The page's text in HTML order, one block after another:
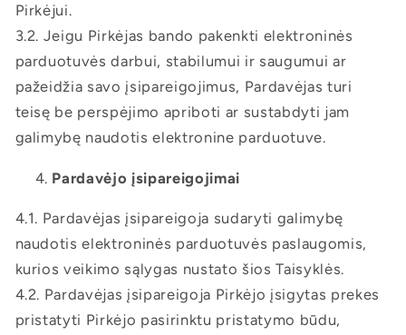
Pirkėjui.
3.2. Jeigu Pirkėjas bando pakenkti elektroninės
parduotuvės darbui, stabilumui ir saugumui ar
pažeidžia savo įsipareigojimus, Pardavėjas turi
teisę be perspėjimo apriboti ar sustabdyti jam
galimybę naudotis elektronine parduotuve.
Pardavėjo įsipareigojimai
4.1. Pardavėjas įsipareigoja sudaryti galimybę
naudotis elektroninės parduotuvės paslaugomis,
kurios veikimo sąlygas nustato šios Taisyklės.
4.2. Pardavėjas įsipareigoja Pirkėjo įsigytas prekes
pristatyti Pirkėjo pasirinktu pristatymo būdu,